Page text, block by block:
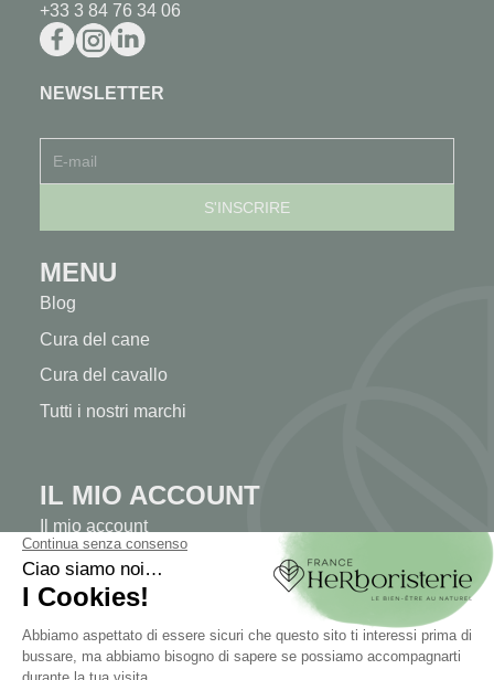
+33 3 84 76 34 06
NEWSLETTER
MENU
Blog
Cura del cane
Cura del cavallo
Tutti i nostri marchi
IL MIO ACCOUNT
Il mio account
Autenticazione
Tracciabilità dell'ordine
Crea il tuo account